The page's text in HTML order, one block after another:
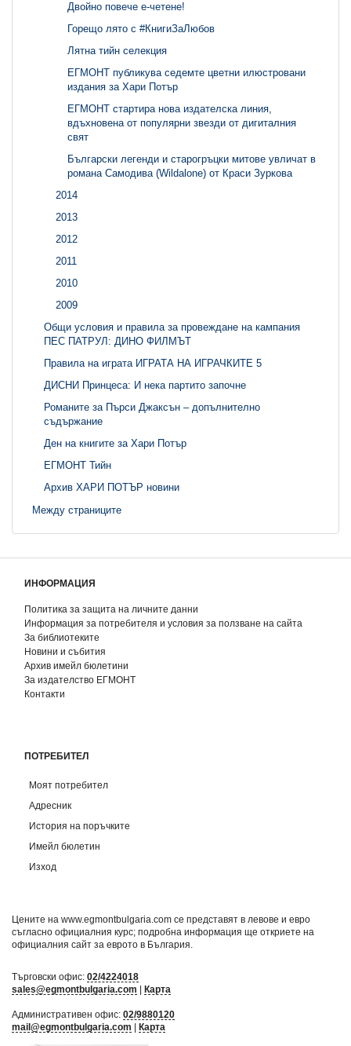
Двойно повече е-четене!
Горещо лято с #КнигиЗаЛюбов
Лятна тийн селекция
ЕГМОНТ публикува седемте цветни илюстровани
издания за Хари Потър
ЕГМОНТ стартира нова издателска линия,
вдъхновена от популярни звезди от дигиталния
свят
Български легенди и старогръцки митове увличат в
романа Самодива (Wildalone) от Краси Зуркова
2014
2013
2012
2011
2010
2009
Общи условия и правила за провеждане на кампания
ПЕС ПАТРУЛ: ДИНО ФИЛМЪТ
Правила на играта ИГРАТА НА ИГРАЧКИТЕ 5
ДИСНИ Принцеса: И нека партито започне
Романите за Пърси Джаксън – допълнително
съдържание
Ден на книгите за Хари Потър
ЕГМОНТ Тийн
Архив ХАРИ ПОТЪР новини
Между страниците
ИНФОРМАЦИЯ
Политика за защита на личните данни
Информация за потребителя и условия за ползване на сайта
За библиотеките
Новини и събития
Архив имейл бюлетини
За издателство ЕГМОНТ
Контакти
ПОТРЕБИТЕЛ
Моят потребител
Адресник
История на поръчките
Имейл бюлетин
Изход
Цените на www.egmontbulgaria.com се представят в левове и евро
съгласно официалния курс; подробна информация ще откриете на
официалния сайт за еврото в България
Търговски офис: 02/4224018
sales@egmontbulgaria.com | Карта
Административен офис: 02/9880120
mail@egmontbulgaria.com | Карта